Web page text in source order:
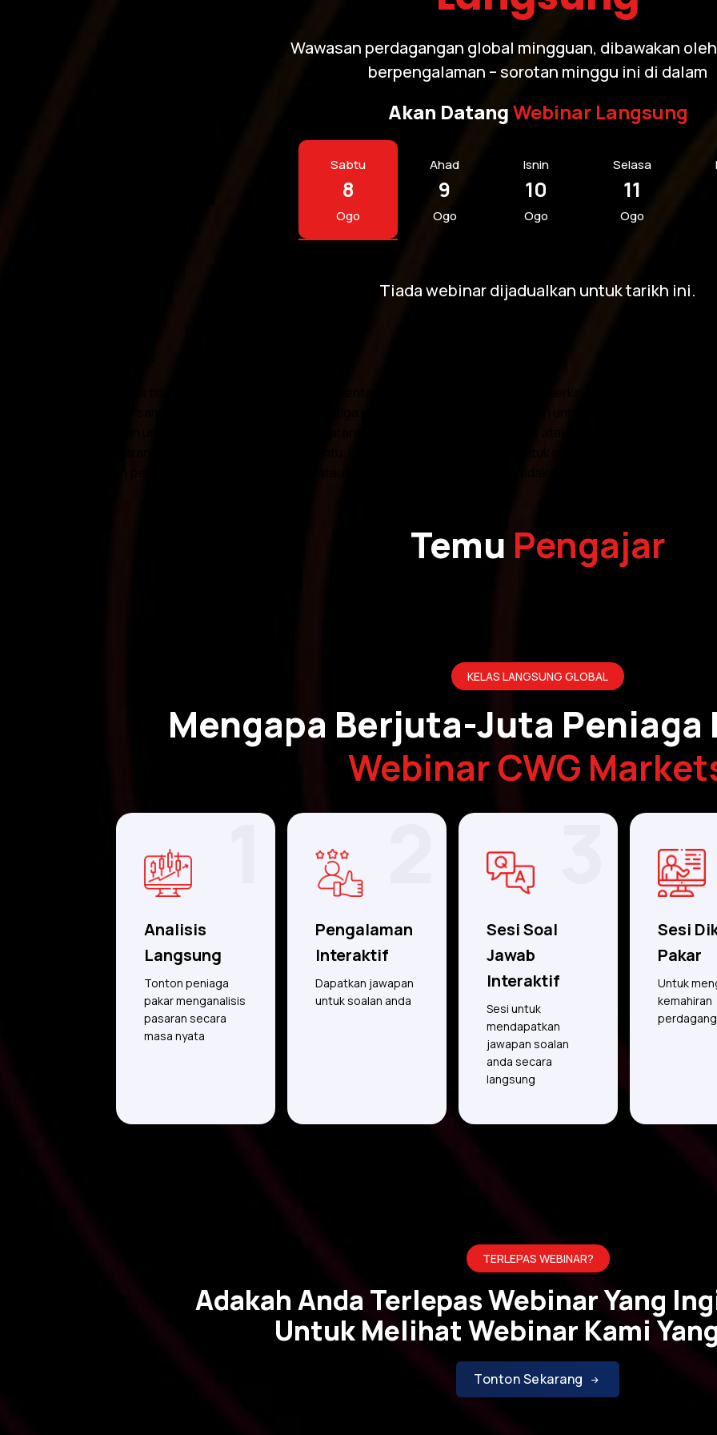
Wawasan perdagangan global mingguan, dibawakan
berpengalaman – sorotan minggu ini di dalam
Akan DatangWebinar Langsung
Sabtu
8
Ogo
Ahad
9
Ogo
Isnin
10
Ogo
Selasa
11
Ogo
Tiada webinar dijadualkan untuk tarikh ini.
Temu Pengajar
KELAS LANGSUNG GLOBAL
Mengapa Berjuta-Juta
Webinar CWG
Analisis
Langsung
Tonton peniaga
pakar menganalisis
pasaran secara
masa nyata
Pengalaman
Interaktif
Dapatkan jawapan
untuk soalan anda
Sesi Soal
Jawab
Interaktif
Sesi untuk
mendapatkan
jawapan soalan
anda secara
langsung
Sesi
Pakar
Untuk
kemahiran
TERLEPAS WEBINAR?
Adakah Anda Terlepas Webinar Yang
Untuk Melihat Webinar Kami
Tonton Sekarang